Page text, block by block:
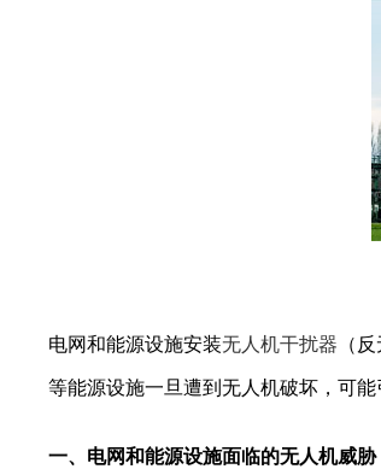
电网和能源设施安装无人机干扰器 （
等能源设施一旦遭到无人机破坏，可
一、电网和能源设施面临的无人机威胁